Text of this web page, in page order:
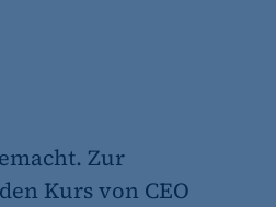
Zur
Kurs von CEO